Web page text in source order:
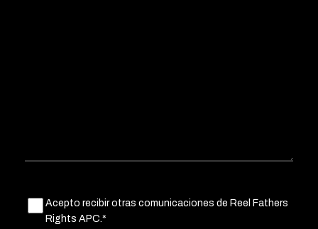
Untitled(Obligatorio)
Acepto recibir otras comunicaciones de Reel Fathers
Rights APC.*